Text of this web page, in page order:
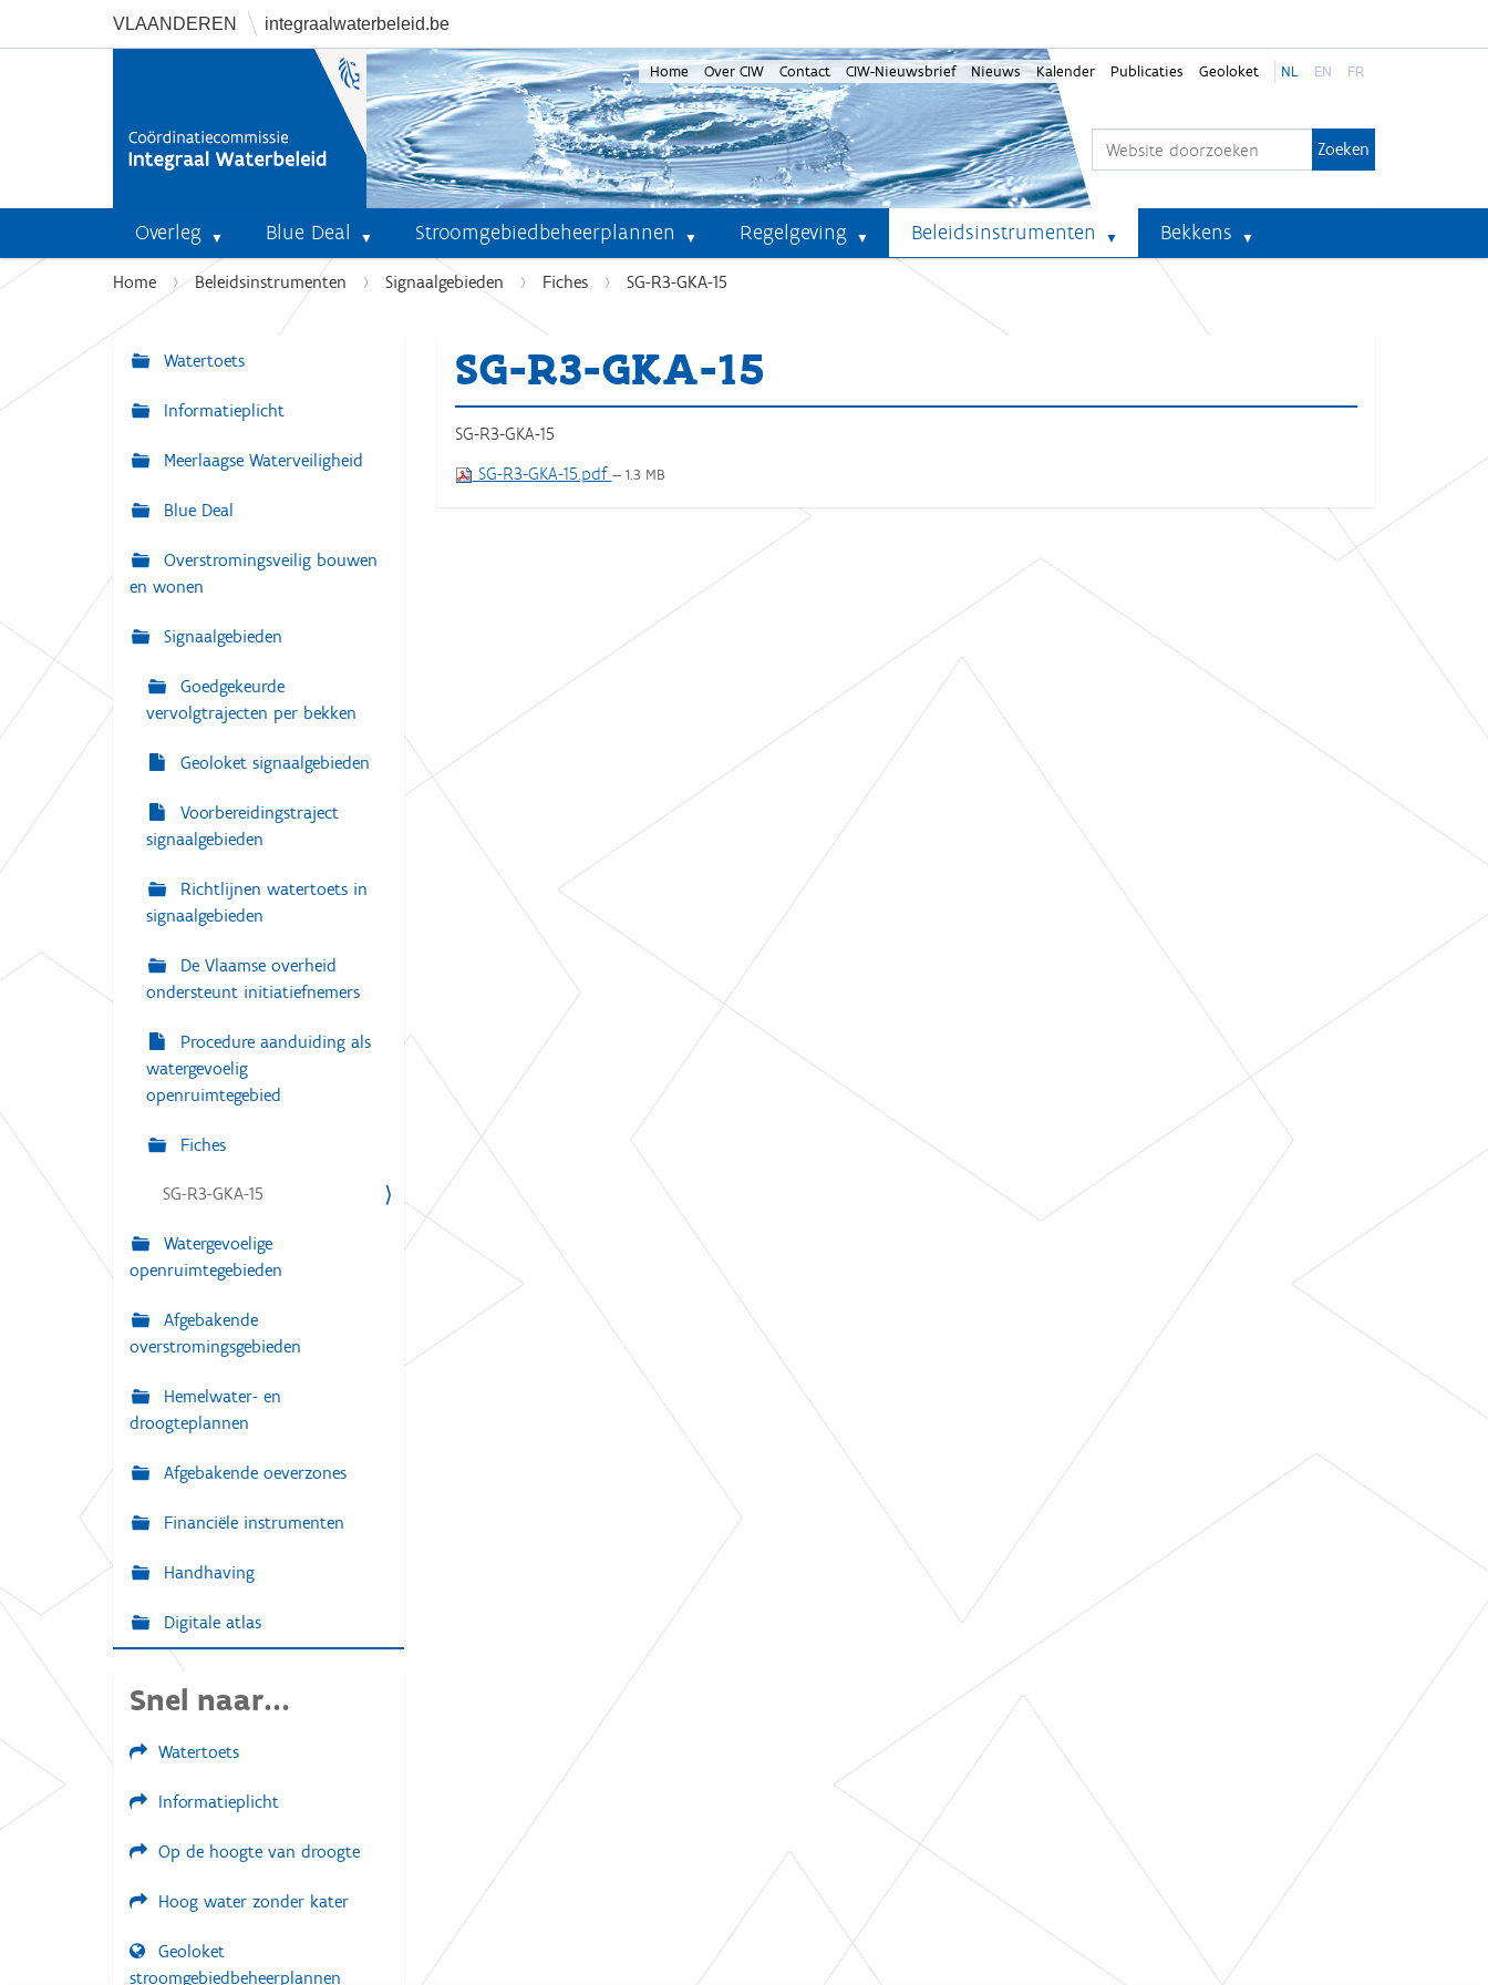
VLAANDEREN integraalwaterbeleid.be
Home Over CIW Contact CIW-Nieuwsbrief Nieuws Kalender Publicaties Geoloket NL EN FR
Overleg Blue Deal Stroomgebiedbeheerplannen Regelgeving Beleidsinstrumenten Bekkens
U
e
Home Beleidsinstrumenten Signaalgebieden Fiches SG-R3-GKA-15
SG-R3-GKA-15
SG-R3-GKA-15
SG-R3-GKA-15.pdf — 1.3 MB
N
a
i
g
t
i
e
Watertoets
Informatieplicht
Meerlaagse Waterveiligheid
Blue Deal
Overstromingsveilig bouwen
en wonen
Signaalgebieden
Goedgekeurde
vervolgtrajecten per bekken
Geoloket signaalgebieden
Voorbereidingstraject
signaalgebieden
Richtlijnen watertoets in
signaalgebieden
De Vlaamse overheid
ondersteunt initiatiefnemers
Procedure aanduiding als
watergevoelig
openruimtegebied
Fiches
SG-R3-GKA-15
Watergevoelige
openruimtegebieden
Afgebakende
overstromingsgebieden
Hemelwater- en
droogteplannen
Afgebakende oeverzones
Financiële instrumenten
Handhaving
Digitale atlas
Snel naar...
Watertoets
Informatieplicht
Op de hoogte van droogte
Hoog water zonder kater
Geoloket
stroomgebiedbeheerplannen